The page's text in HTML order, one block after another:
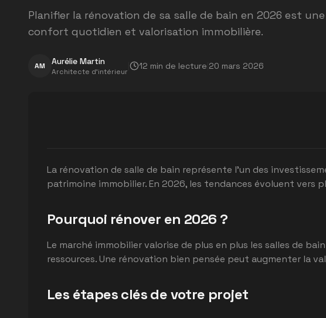
Planifier la rénovation de sa salle de bain en 2026 est
confort quotidien et valorisation immobilière.
AM Aurélie Martin
Architecte d'intérieur
12 min de lecture 20 mars 2026
La rénovation de salle de bain représente l'un des
patrimoine immobilier. En 2026, les tendances évoluent vers
Pourquoi rénover en 2026 ?
Le marché immobilier valorise de plus en plus les salles de
ressources. Une rénovation bien pensée peut augmenter la
Les étapes clés de votre projet